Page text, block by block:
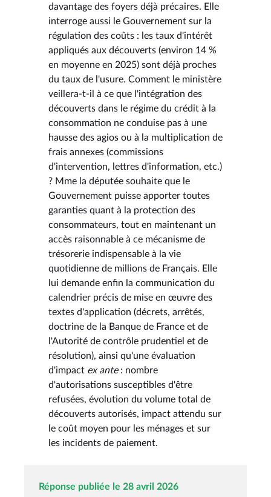
davantage des foyers déjà précaires. Elle
interroge aussi le Gouvernement sur la
régulation des coûts : les taux d'intérêt
appliqués aux découverts (environ 14 %
en moyenne en 2025) sont déjà proches
du taux de l'usure. Comment le ministère
veillera-t-il à ce que l'intégration des
découverts dans le régime du crédit à la
consommation ne conduise pas à une
hausse des agios ou à la multiplication de
frais annexes (commissions
d'intervention, lettres d'information, etc.)
? Mme la députée souhaite que le
Gouvernement puisse apporter toutes
garanties quant à la protection des
consommateurs, tout en maintenant un
accès raisonnable à ce mécanisme de
trésorerie indispensable à la vie
quotidienne de millions de Français. Elle
lui demande enfin la communication du
calendrier précis de mise en œuvre des
textes d'application (décrets, arrêtés,
doctrine de la Banque de France et de
l'Autorité de contrôle prudentiel et de
résolution), ainsi qu'une évaluation
d'impact ex ante: nombre
d'autorisations susceptibles d'être
refusées, évolution du volume total de
découverts autorisés, impact attendu sur
le coût moyen pour les ménages et sur
les incidents de paiement.
Réponse publiée le 28 avril 2026